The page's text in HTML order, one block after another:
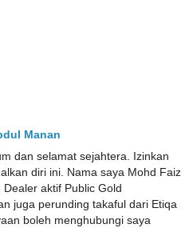
Manan
dan selamat sejahtera. Izinkan
diri ini. Nama saya Mohd Faiz
Dealer aktif Public Gold
juga perunding takaful dari Etiqa
boleh menghubungi saya